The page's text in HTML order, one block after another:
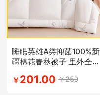
睡眠英雄A类抑菌100%新
疆棉花春秋被子 里外全棉
￥201.00 ￥259